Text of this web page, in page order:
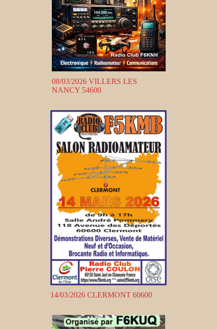
08/03/2026 VILLERS LES
NANCY 54600
14/03/2026 CLERMONT 60600